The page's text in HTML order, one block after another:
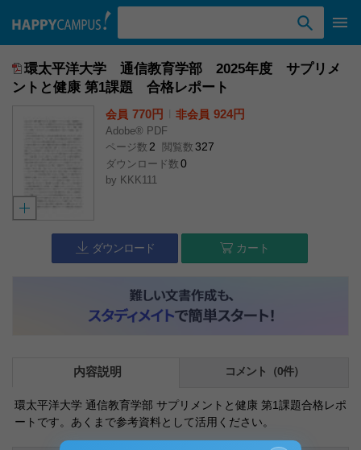
環太平洋大学 通信教育学部 2025年度 サプリメ
ントと健康 第1課題 合格レポート
会員 770円 非会員 924円
Adobe® PDF
ページ数 2 閲覧数 327
ダウンロード数 0
by KKK111
ダウンロード カート
内容説明 コメント（0件）
環太平洋大学 通信教育学部 サプリメントと健康 第1課題合格レポ
ートです。あくまで参考資料として活用ください。